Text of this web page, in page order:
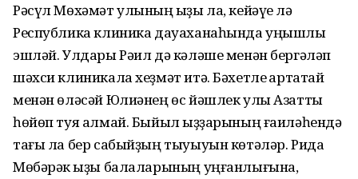
Рәсүл Мөхәмәт улының ҡыҙы ла, кейәүе лә
Республика клиника дауаханаһында уңышлы
эшләй. Улдары Рәил дә кәләше менән бергәләп
шәхси клиникала хеҙмәт итә. Бәхетле ҡартатай
менән өләсәй Юлиәнең өс йәшлек улы Азатты
һөйөп туя алмай. Быйыл ҡыҙҙарының ғаиләһендә
тағы ла бер сабыйҙың тыуыуын көтәләр. Рида
Мөбәрәк ҡыҙы балаларының уңғанлығына,